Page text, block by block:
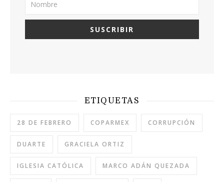
ETIQUETAS
28 DE FEBRERO COPARMEX CORRUPCIÓN
DUARTE GRACIELA ORTIZ
IGLESIA CATÓLICA MARCO ADÁN QUEZADA